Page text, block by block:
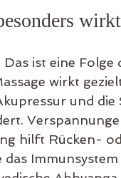
wirkt
ist eine Folge
wirkt
und
hilft Rücken-